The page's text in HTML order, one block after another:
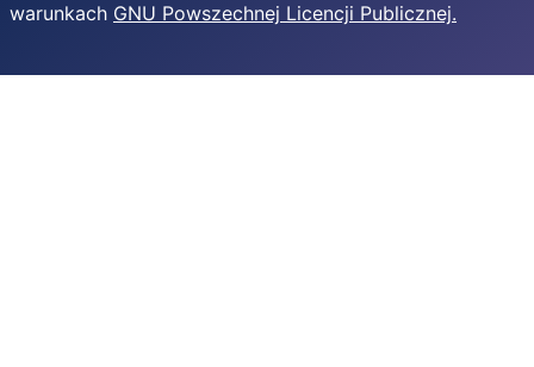
warunkach GNU Powszechnej Licencji Publicznej.